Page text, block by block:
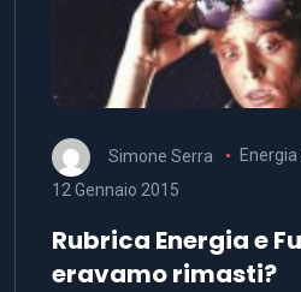
Simone Serra
12 Gennaio 2015
Rubrica Energia e
eravamo rimasti?